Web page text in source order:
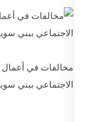
الاجتماعي ببني